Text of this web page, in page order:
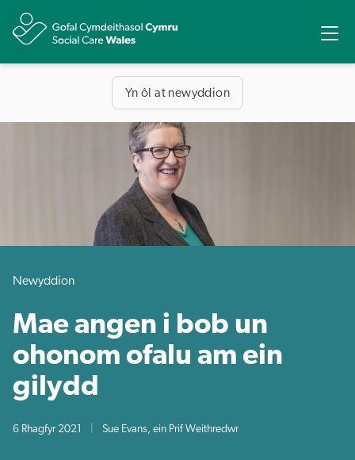
Yn ôl at newyddion
Newyddion
Mae angen i bob un
ohonom ofalu am ein
gilydd
6 Rhagfyr 2021 Sue Evans, ein Prif Weithredwr